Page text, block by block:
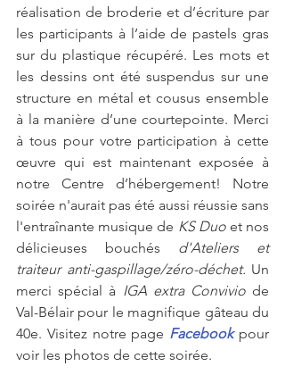
réalisation de broderie et d’écriture par
les participants à l’aide de pastels gras
sur du plastique récupéré. Les mots et
les dessins ont été suspendus sur une
structure en métal et cousus ensemble
à la manière d’une courtepointe. Merci
à tous pour votre participation à cette
œuvre qui est maintenant exposée à
notre Centre d’hébergement! Notre
soirée n'aurait pas été aussi réussie sans
l'entraînante musique de KS Duo et nos
délicieuses bouchés d'Ateliers et
traiteur anti-gaspillage/zéro-déchet. Un
merci spécial à IGA extra Convivio de
Val-Bélair pour le magnifique gâteau du
40e. Visitez notre page Facebook pour
voir les photos de cette soirée.